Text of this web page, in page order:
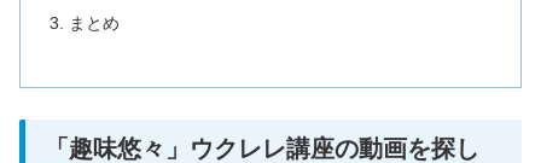
まとめ
「趣味悠々」ウクレレ講座の動画を探し